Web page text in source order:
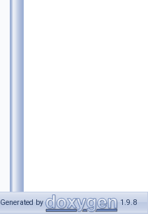
Generated by 1.9.8